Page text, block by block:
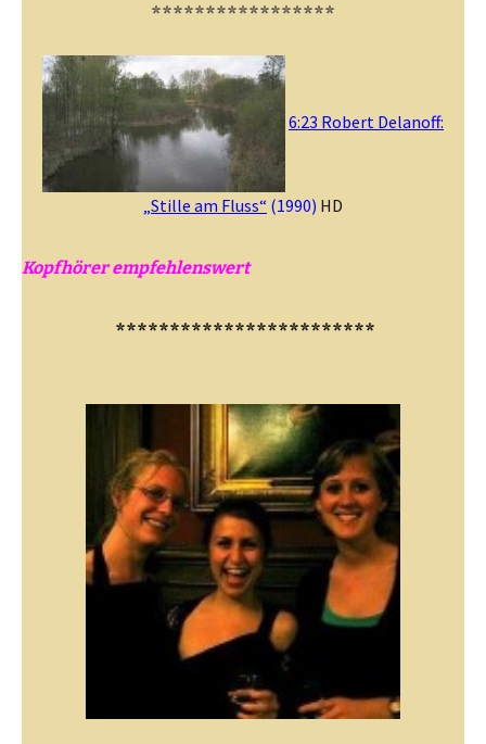
*****************
6:23 Robert Delanoff:
„Stille am Fluss“ (1990) HD
Kopfhörer empfehlenswert
************************